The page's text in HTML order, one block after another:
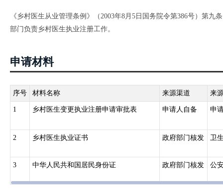
《乡村医生从业管理条例》（2003年8月5日国务院令第386号）第
部门负责乡村医生执业注册工作。
申请材料
序号 材料名称 来源渠道 来
1 乡村医生变更执业注册申请审批表 申请人自备 申
2 乡村医生执业证书 政府部门核发 卫
3 中华人民共和国居民身份证 政府部门核发 公